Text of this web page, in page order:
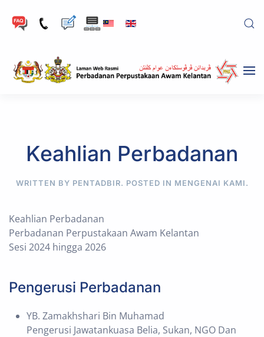
Skip to main content
Keahlian Perbadanan
WRITTEN BY PENTADBIR. POSTED IN MENGENAI KAMI.
Keahlian Perbadanan
Perbadanan Perpustakaan Awam Kelantan
Sesi 2024 hingga 2026
Pengerusi Perbadanan
YB. Zamakhshari Bin Muhamad
Pengerusi Jawatankuasa Belia, Sukan, NGO Dan